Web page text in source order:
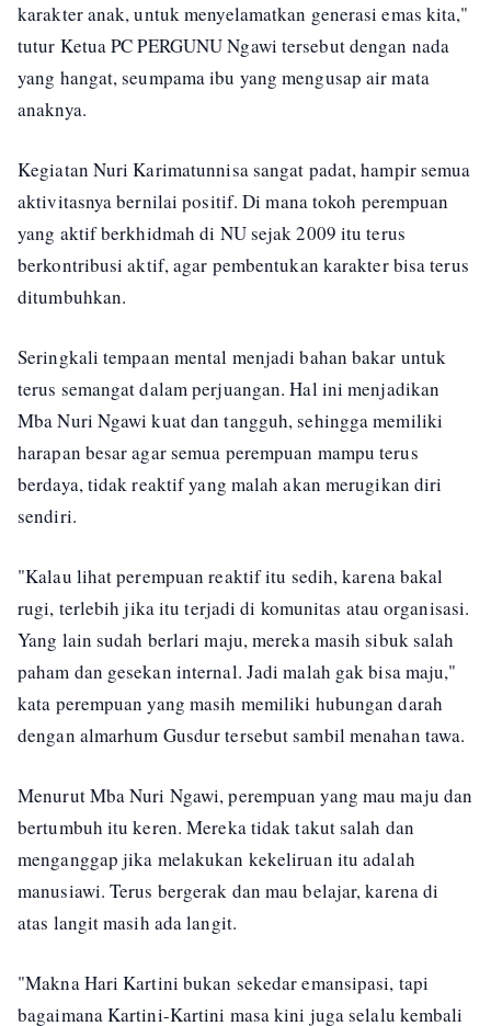
karakter anak, untuk menyelamatkan generasi emas kita,"
tutur Ketua PC PERGUNU Ngawi tersebut dengan nada
yang hangat, seumpama ibu yang mengusap air mata
anaknya.
Kegiatan Nuri Karimatunnisa sangat padat, hampir semua
aktivitasnya bernilai positif. Di mana tokoh perempuan
yang aktif berkhidmah di NU sejak 2009 itu terus
berkontribusi aktif, agar pembentukan karakter bisa terus
ditumbuhkan.
Seringkali tempaan mental menjadi bahan bakar untuk
terus semangat dalam perjuangan. Hal ini menjadikan
Mba Nuri Ngawi kuat dan tangguh, sehingga memiliki
harapan besar agar semua perempuan mampu terus
berdaya, tidak reaktif yang malah akan merugikan diri
sendiri.
"Kalau lihat perempuan reaktif itu sedih, karena bakal
rugi, terlebih jika itu terjadi di komunitas atau organisasi.
Yang lain sudah berlari maju, mereka masih sibuk salah
paham dan gesekan internal. Jadi malah gak bisa maju,"
kata perempuan yang masih memiliki hubungan darah
dengan almarhum Gusdur tersebut sambil menahan tawa.
Menurut Mba Nuri Ngawi, perempuan yang mau maju dan
bertumbuh itu keren. Mereka tidak takut salah dan
menganggap jika melakukan kekeliruan itu adalah
manusiawi. Terus bergerak dan mau belajar, karena di
atas langit masih ada langit.
"Makna Hari Kartini bukan sekedar emansipasi, tapi
bagaimana Kartini-Kartini masa kini juga selalu kembali